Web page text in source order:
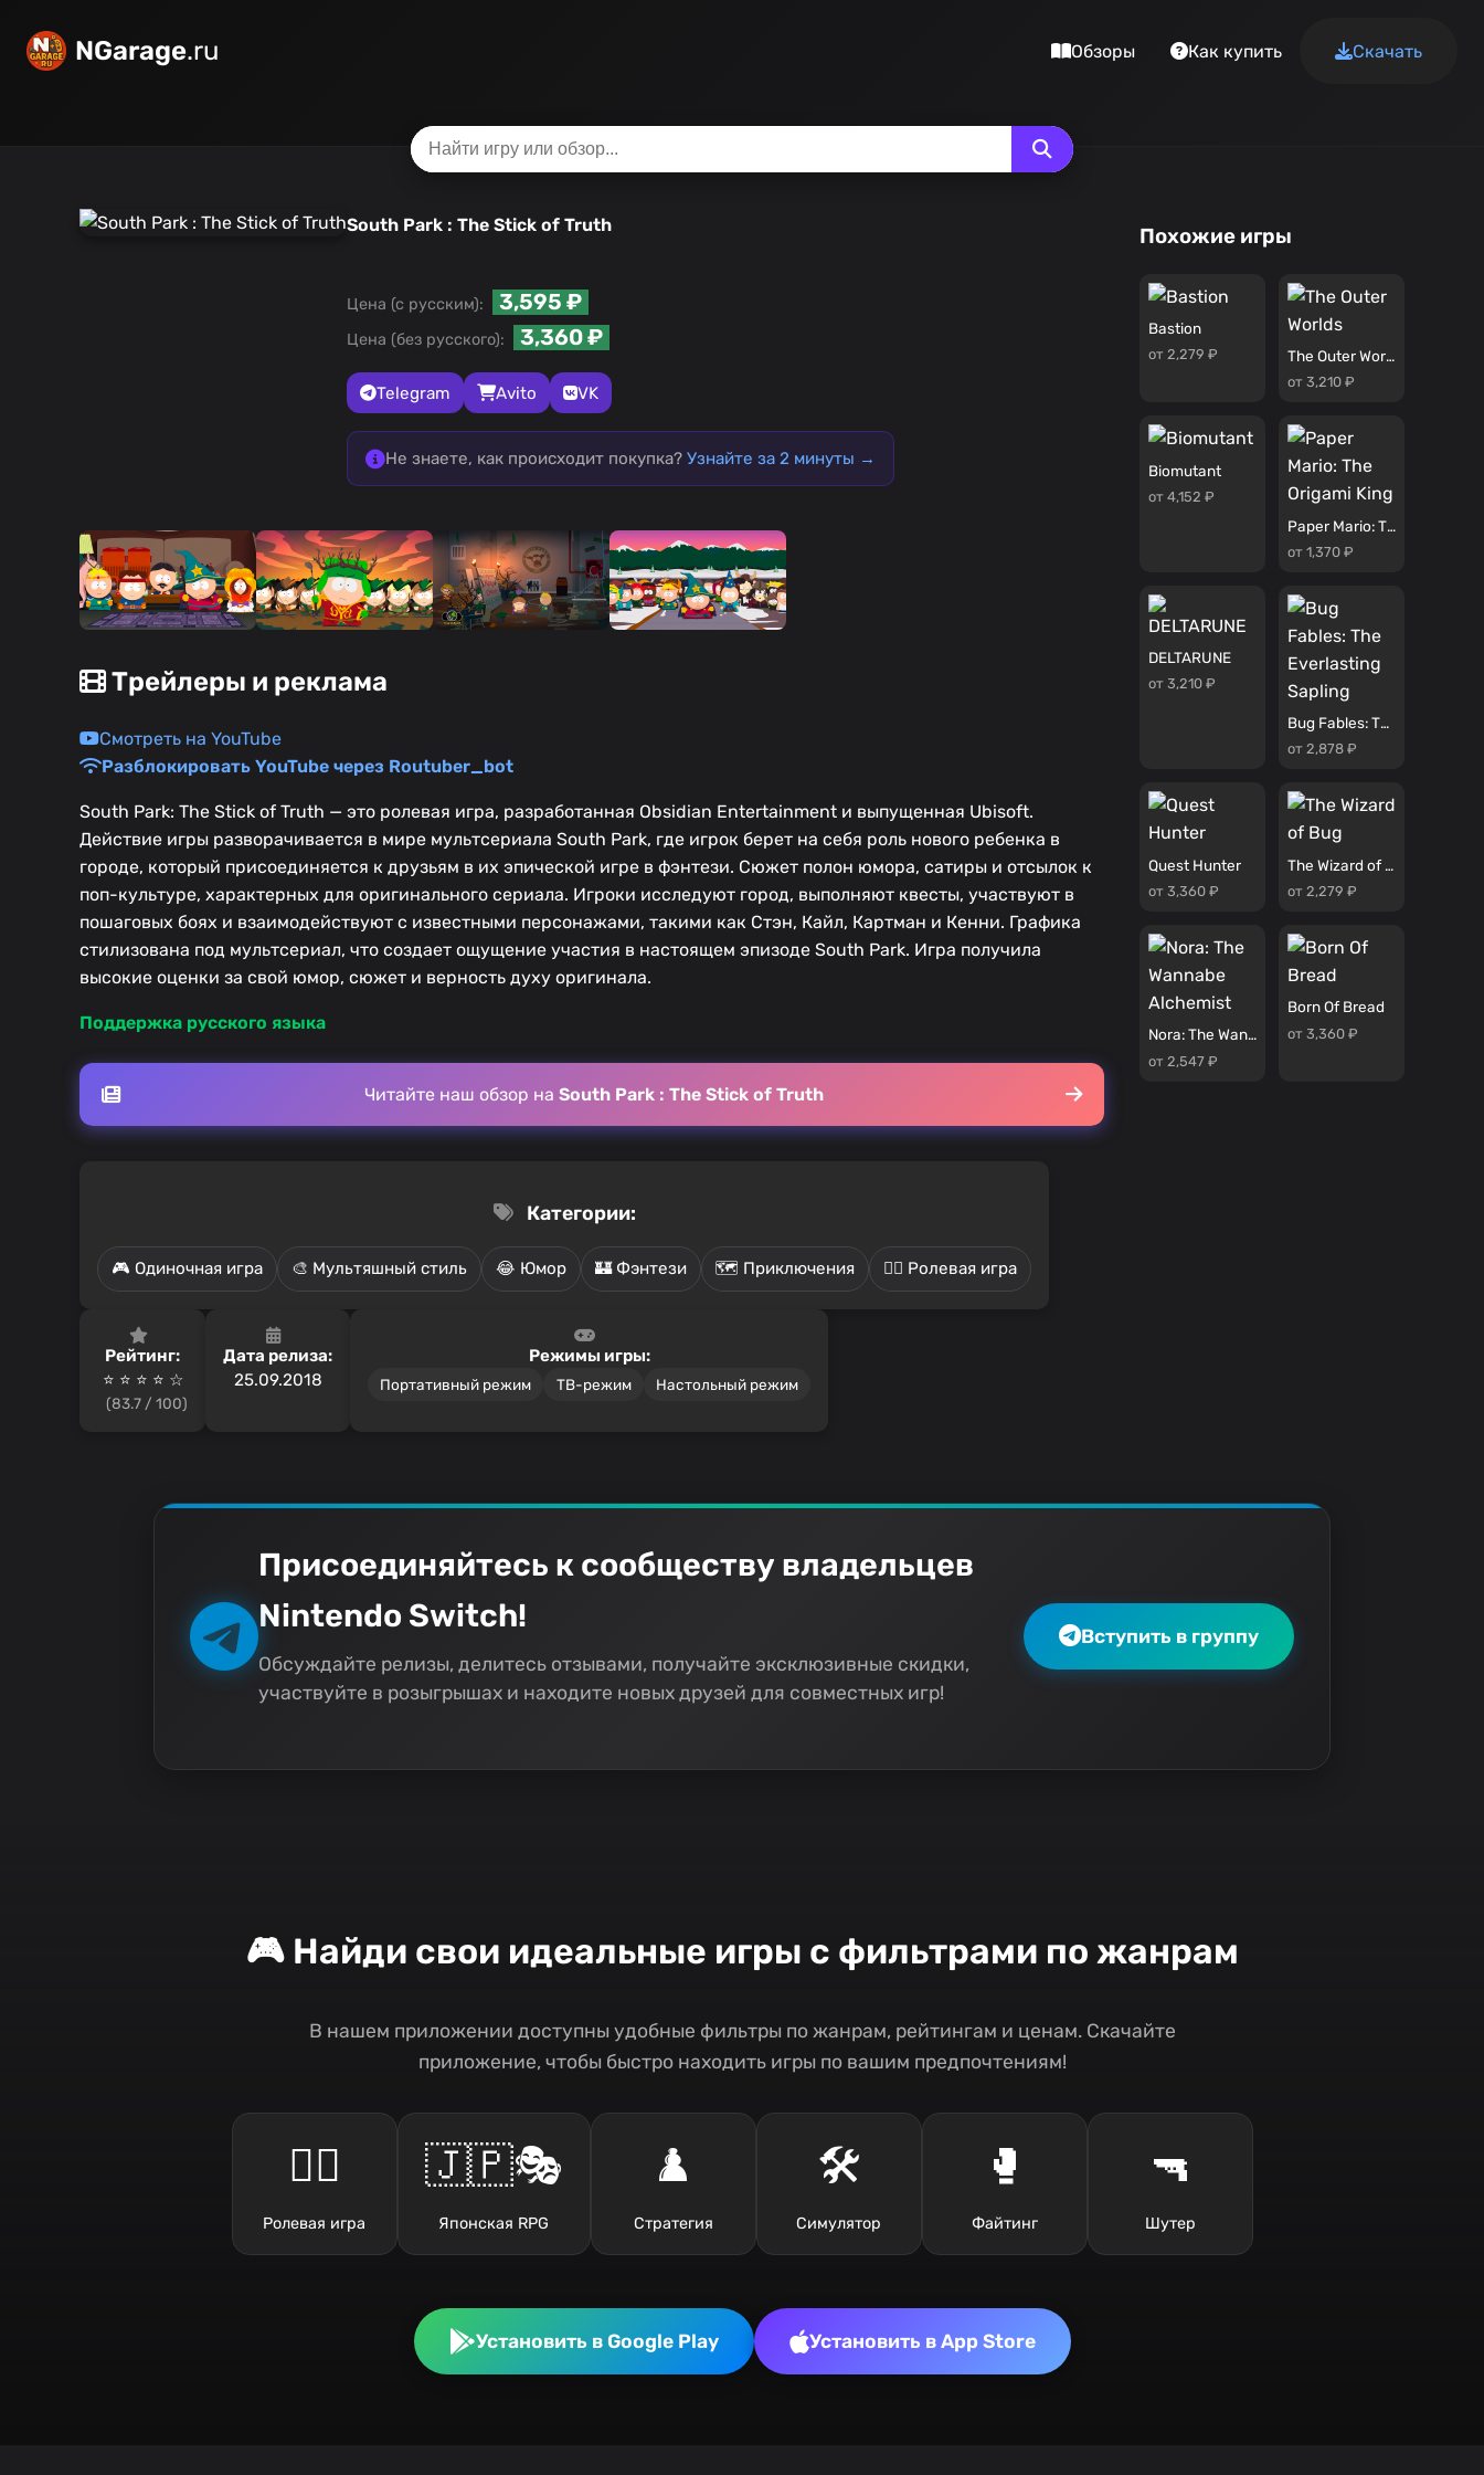
NGarage.ru Обзоры Как купить Скачать
South Park : The Stick of Truth
Цена (с русским): 3,595 ₽
Цена (без русского): 3,360 ₽
Telegram Avito VK
Не знаете, как происходит покупка? Узнайте за 2 минуты →
Трейлеры и реклама
Смотреть на YouTube
Разблокировать YouTube через Routuber_bot
South Park: The Stick of Truth — это ролевая игра, разработанная Obsidian Entertainment и выпущенная Ubisoft.
Действие игры разворачивается в мире мультсериала South Park, где игрок берет на себя роль нового ребенка в
городе, который присоединяется к друзьям в их эпической игре в фэнтези. Сюжет полон юмора, сатиры и отсылок к
поп-культуре, характерных для оригинального сериала. Игроки исследуют город, выполняют квесты, участвуют в
пошаговых боях и взаимодействуют с известными персонажами, такими как Стэн, Кайл, Картман и Кенни. Графика
стилизована под мультсериал, что создает ощущение участия в настоящем эпизоде South Park. Игра получила
высокие оценки за свой юмор, сюжет и верность духу оригинала.
Поддержка русского языка
Читайте наш обзор на South Park : The Stick of Truth
Категории:
🎮 Одиночная игра 🎨 Мультяшный стиль 😂 Юмор 🏰 Фэнтези 🗺️ Приключения 🧙‍♂️ Ролевая игра
Рейтинг:
⭐ ⭐ ⭐ ⭐ ☆
(83.7 / 100)
Дата релиза:
25.09.2018
Режимы игры:
Портативный режим ТВ-режим Настольный режим
Похожие игры
Bastion
от 2,279 ₽ The Outer Worlds
от 3,210 ₽
Biomutant
от 4,152 ₽
Paper Mario: The Origami King
от 1,370 ₽
DELTARUNE
от 3,210 ₽
Bug Fables: The Everlasting Sapling
от 2,878 ₽
Quest Hunter
от 3,360 ₽
The Wizard of Bug
от 2,279 ₽
Nora: The Wannabe Alchemist
от 2,547 ₽
Born Of Bread
от 3,360 ₽
Присоединяйтесь к сообществу владельцев
Nintendo Switch!
Обсуждайте релизы, делитесь отзывами, получайте эксклюзивные скидки,
участвуйте в розыгрышах и находите новых друзей для совместных игр!
Вступить в группу
🎮 Найди свои идеальные игры с фильтрами по жанрам
В нашем приложении доступны удобные фильтры по жанрам, рейтингам и ценам. Скачайте
приложение, чтобы быстро находить игры по вашим предпочтениям!
🧙‍♂️
Ролевая игра
🇯🇵🎭
Японская RPG
♟️
Стратегия
🛠️
Симулятор
🥊
Файтинг
🔫
Шутер
Установить в Google Play Установить в App Store